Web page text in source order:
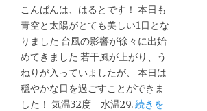
こんばんは、はるとです！ 本日も
青空と太陽がとても美しい1日とな
りました 台風の影響が徐々に出始
めてきました 若干風が上がり、う
ねりが入っていましたが、 本日は
穏やかな日を過ごすことができま
した！ 気温32度 水温29.続きを